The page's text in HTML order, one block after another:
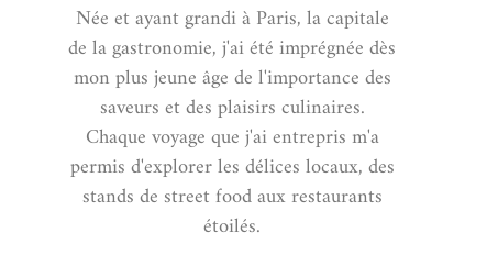
Née et ayant grandi à Paris, la capitale
de la gastronomie, j'ai été imprégnée dès
mon plus jeune âge de l'importance des
saveurs et des plaisirs culinaires.
Chaque voyage que j'ai entrepris m'a
permis d'explorer les délices locaux, des
stands de street food aux restaurants
étoilés.